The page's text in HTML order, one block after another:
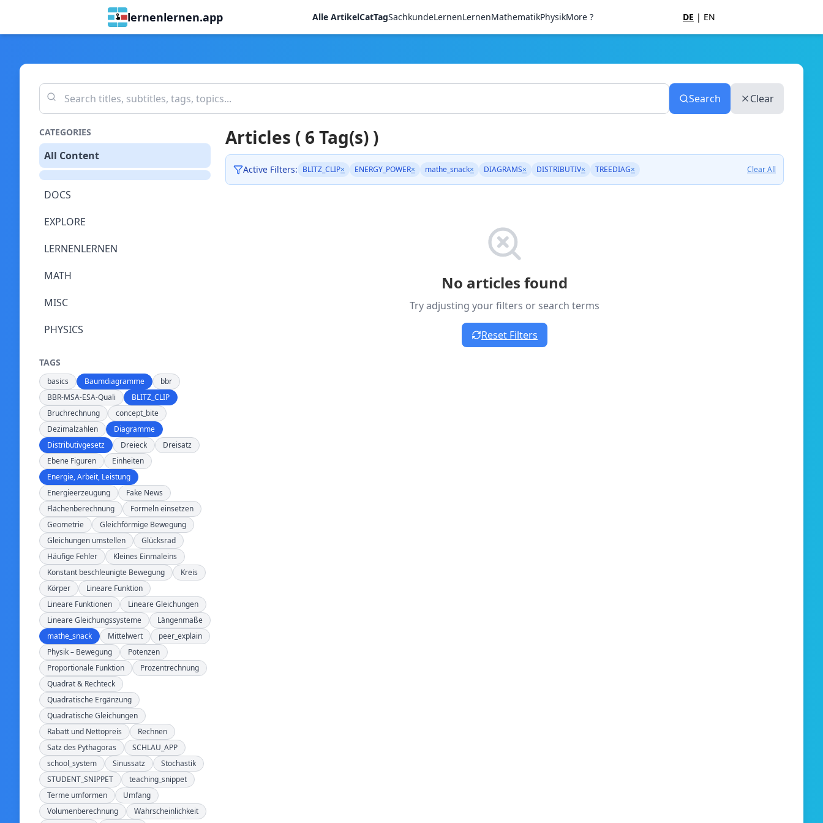
lernenlernen.app Alle ArtikelCatTagSachkundeLernenLernenMathematikPhysikMore ? DE | EN
Search Clear
CATEGORIES
All Content
DOCS
EXPLORE
LERNENLERNEN
MATH
MISC
PHYSICS
TAGS
basics Baumdiagramme
bbr
BBR-MSA-ESA-Quali
BLITZ_CLIP
Bruchrechnung
concept_bite
Dezimalzahlen
Diagramme
Distributivgesetz
Dreieck
Dreisatz
Ebene Figuren
Einheiten
Energie, Arbeit, Leistung
Energieerzeugung
Fake News
Flächenberechnung
Formeln einsetzen
Geometrie
Gleichförmige Bewegung
Gleichungen umstellen
Glücksrad
Häufige Fehler
Kleines Einmaleins
Konstant beschleunigte Bewegung
Kreis
Körper
Lineare Funktion
Lineare Funktionen
Lineare Gleichungen
Lineare Gleichungssysteme
Längenmaße
mathe_snack
Mittelwert
peer_explain
Physik – Bewegung
Potenzen
Proportionale Funktion
Prozentrechnung
Quadrat & Rechteck
Quadratische Ergänzung
Quadratische Gleichungen
Rabatt und Nettopreis
Rechnen
Satz des Pythagoras
SCHLAU_APP
school_system
Sinussatz
Stochastik
STUDENT_SNIPPET
teaching_snippet
Terme umformen
Umfang
Volumenberechnung
Wahrscheinlichkeit
Articles ( 6 Tag(s) )
Active Filters: BLITZ_CLIP× ENERGY_POWER× mathe_snack× DIAGRAMS× DISTRIBUTIV× TREEDIAG× Clear All
No articles found
Try adjusting your filters or search terms
Reset Filters